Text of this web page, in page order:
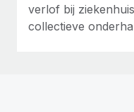
verlof bij
collectieve